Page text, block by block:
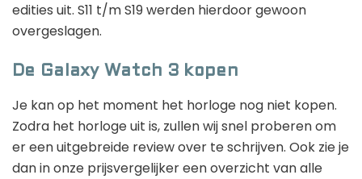
edities uit. S11 t/m S19 werden hierdoor gewoon
overgeslagen.
De Galaxy Watch 3 kopen
Je kan op het moment het horloge nog niet kopen.
Zodra het horloge uit is, zullen wij snel proberen om
er een uitgebreide review over te schrijven. Ook zie je
dan in onze prijsvergelijker een overzicht van alle